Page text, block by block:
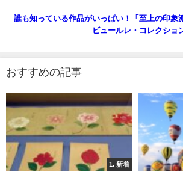
誰も知っている作品がいっぱい！「至上の印象
ビュールレ・コレクショ
おすすめの記事
1. 新着